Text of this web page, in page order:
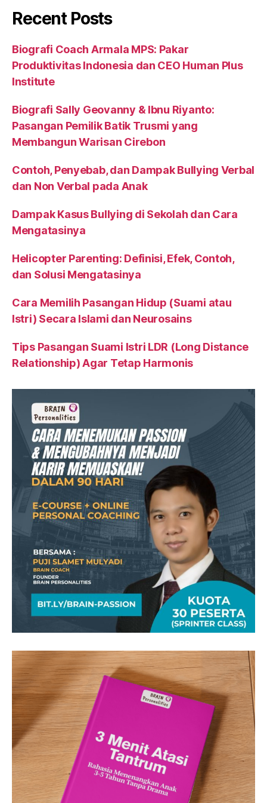
Recent Posts
Biografi Coach Armala MPS: Pakar
Produktivitas Indonesia dan CEO Human Plus
Institute
Biografi Sally Geovanny & Ibnu Riyanto:
Pasangan Pemilik Batik Trusmi yang
Membangun Warisan Cirebon
Contoh, Penyebab, dan Dampak Bullying Verbal
dan Non Verbal pada Anak
Dampak Kasus Bullying di Sekolah dan Cara
Mengatasinya
Helicopter Parenting: Definisi, Efek, Contoh,
dan Solusi Mengatasinya
Cara Memilih Pasangan Hidup (Suami atau
Istri) Secara Islami dan Neurosains
Tips Pasangan Suami Istri LDR (Long Distance
Relationship) Agar Tetap Harmonis